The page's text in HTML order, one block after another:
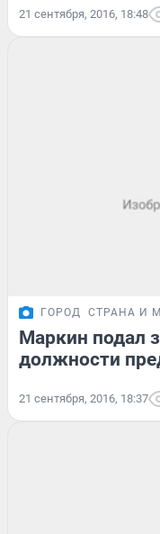
21 сентября, 2016, 18:48
ГОРОД СТРАНА И
Маркин подал
должности
21 сентября, 2016, 18:37